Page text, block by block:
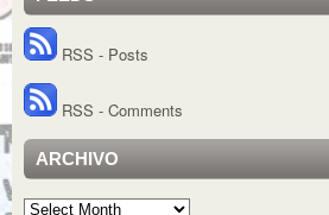
RSS - Posts
RSS - Comments
ARCHIVO
Archivo